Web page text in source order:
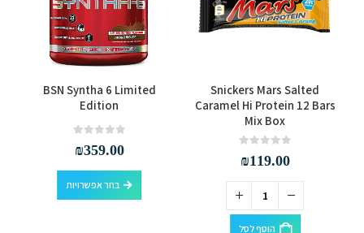
Snickers Mars Salted
Caramel Hi Protein 12 Bars
Mix Box
₪119.00
הוסף לסל
למוצר זה יש מספר סוגים. ניתן לבחור את האפשרויות בעמוד המוצר
BSN Syntha 6 Limited
Edition
₪359.00
בחר אפשרויות
למוצר זה יש מספר סוגים. ניתן לבחור את האפשרויות בעמוד המוצר